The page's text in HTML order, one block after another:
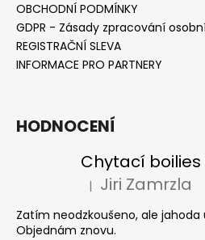
OBCHODNÍ PODMÍNKY
GDPR - Zásady zpracování
REGISTRAČNÍ SLEVA
INFORMACE PRO PARTNERY
HODNOCENÍ
Hodnocení produktu
| Jiri Zamrzla
Zatím neodzkoušeno, ale jahoda
Objednám znovu.